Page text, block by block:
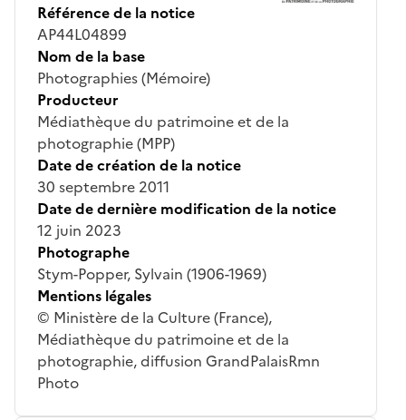
Référence de la notice
AP44L04899
Nom de la base
Photographies (Mémoire)
Producteur
Médiathèque du patrimoine et de la
photographie (MPP)
Date de création de la notice
30 septembre 2011
Date de dernière modification de la notice
12 juin 2023
Photographe
Stym-Popper, Sylvain (1906-1969)
Mentions légales
© Ministère de la Culture (France),
Médiathèque du patrimoine et de la
photographie, diffusion GrandPalaisRmn
Photo